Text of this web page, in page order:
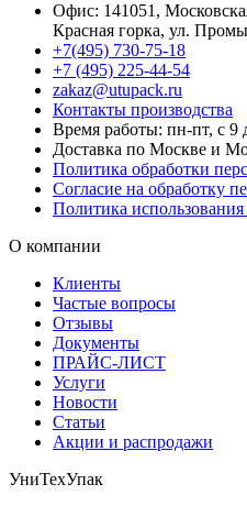
Офис: 141051,
Красная горка, ул.
+7(495) 730-75-18
+7 (495) 225-44-54
zakaz@utupack.ru
Контакты производства
Время работы: пн-пт, с 9
Доставка по Москве и
Политика обработки
Согласие на обработку
Политика
О компании
Клиенты
Частые вопросы
Отзывы
Документы
ПРАЙС-ЛИСТ
Услуги
Новости
Статьи
Акции и распродажи
УниТехУпак